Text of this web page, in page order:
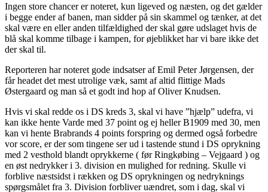
Ingen store chancer er noteret, kun ligeved og næsten, og det gælder
i begge ender af banen, man sidder på sin skammel og tænker, at det
skal være en eller anden tilfældighed der skal gøre udslaget hvis de
blå skal komme tilbage i kampen, for øjeblikket har vi bare ikke det
der skal til.
Reporteren har noteret gode indsatser af Emil Peter Jørgensen, der
får headet det mest utrolige væk, samt af altid flittige Mads
Østergaard og man så et godt ind hop af Oliver Knudsen.
Hvis vi skal redde os i DS kreds 3, skal vi have ”hjælp” udefra, vi
kan ikke hente Varde med 37 point og ej heller B1909 med 30, men
kan vi hente Brabrands 4 points forspring og dermed også forbedre
vor score, er der som tingene ser ud i tastende stund i DS oprykning
med 2 vesthold blandt oprykkerne ( før Ringkøbing – Vejgaard ) og
en øst nedrykker i 3. division en mulighed for redning. Skulle vi
forblive næstsidst i rækken og DS oprykningen og nedryknings
spørgsmålet fra 3. Division forbliver uændret, som i dag, skal vi